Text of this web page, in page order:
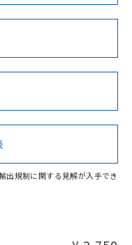
Cd Cr(VI)
あります。
BV型式承認
（フランス
KR型式
（韓国
No No
証/適合状況ページへ
ジからご検索ください
出規制に関する見解が入手でき